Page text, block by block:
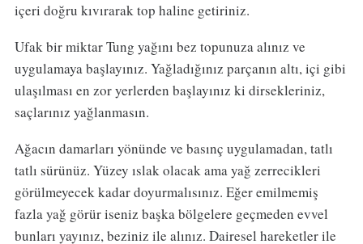
içeri doğru kıvırarak top haline getiriniz.
Ufak bir miktar Tung yağını bez topunuza alınız ve
uygulamaya başlayınız. Yağladığınız parçanın altı, içi gibi
ulaşılması en zor yerlerden başlayınız ki dirsekleriniz,
saçlarınız yağlanmasın.
Ağacın damarları yönünde ve basınç uygulamadan, tatlı
tatlı sürünüz. Yüzey ıslak olacak ama yağ zerrecikleri
görülmeyecek kadar doyurmalısınız. Eğer emilmemiş
fazla yağ görür iseniz başka bölgelere geçmeden evvel
bunları yayınız, beziniz ile alınız. Dairesel hareketler ile